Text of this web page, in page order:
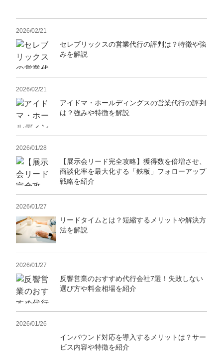
2026/02/21
セレブリックスの営業代行の評判は？特徴や強
みを解説
2026/02/21
アイドマ・ホールディングスの営業代行の評判
は？強みや特徴を解説
2026/01/28
【展示会リード完全攻略】獲得数を倍増させ、
商談化率を最大化する「鉄板」フォローアップ
戦略を紹介
2026/01/27
リードタイムとは？短縮するメリットや解決方
法を解説
2026/01/27
反響営業のおすすめ代行会社7選！失敗しない
選び方や料金相場を紹介
2026/01/26
インバウンド対応を導入するメリットは？サー
ビス内容や特徴を紹介